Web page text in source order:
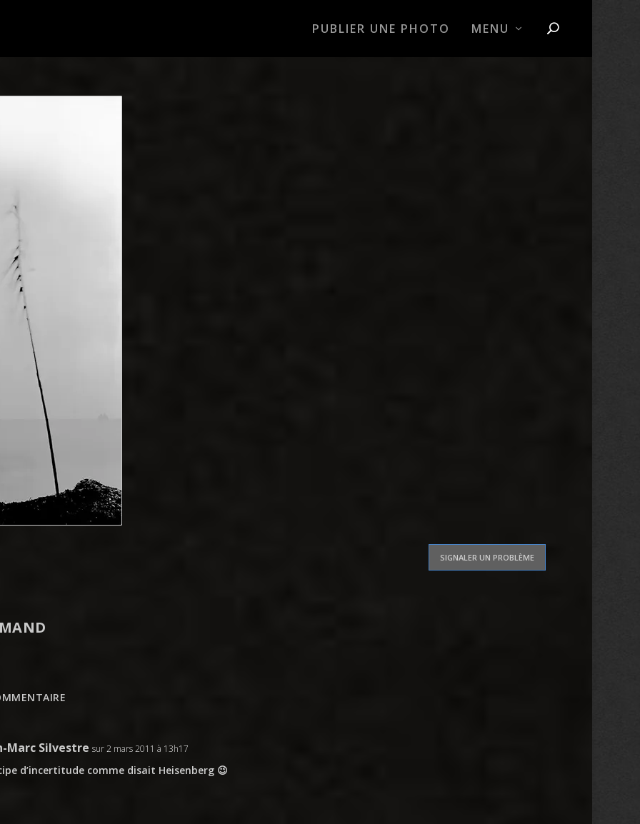
PUBLIER UNE PHOTO MENU
SIGNALER UN PROBLÈME
Marc Silvestre sur 2 mars 2011 à 13h17
d’incertitude comme disait Heisenberg 😉